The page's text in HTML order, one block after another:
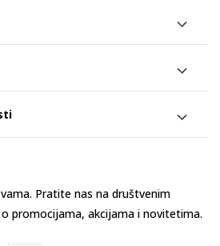
Pratite nas na društvenim
promocijama, akcijama i novitetima.